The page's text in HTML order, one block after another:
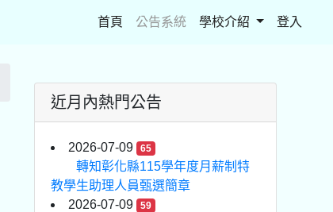
首頁 (current)
公告系統 學校介紹 登入
近月內熱門公告
2026-07-09 65
轉知彰化縣115學年度月薪制特
教學生助理人員甄選簡章
2026-07-09
59